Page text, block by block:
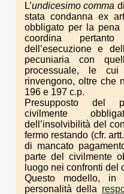
L’undicesimo comma
stata condanna ex
obbligato per la pena
coordina
dell’esecuzione e
pecuniaria con
processuale, le
rinvengono, oltre che
196 e 197 c.p.
Presupposto del
civilmente
dell’insolvibilità del
fermo restando (cfr.
di mancato
parte del civilmente
luogo nei confronti del
Questo modello,
personalità della